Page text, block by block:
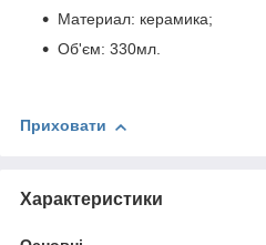
Материал: керамика;
Об'єм: 330мл.
Приховати
Характеристики